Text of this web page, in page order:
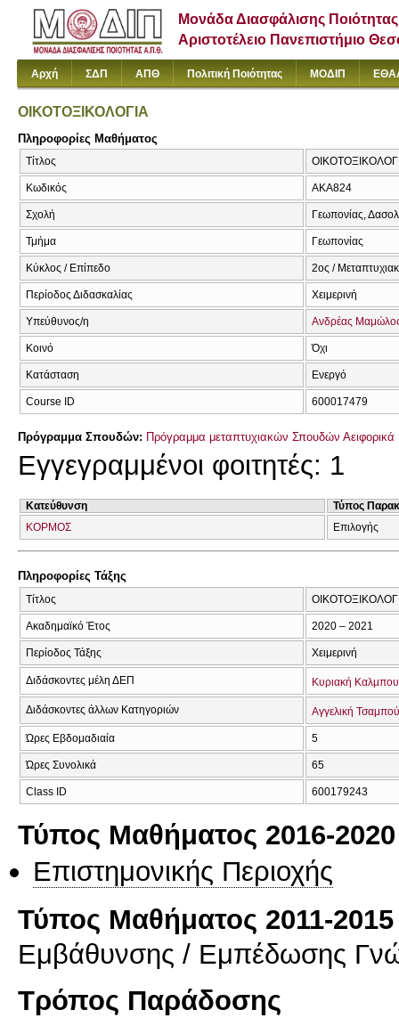
Μονάδα Διασφάλισης Ποιότητας
Αριστοτέλειο Πανεπιστήμιο
Αρχή ΣΔΠ ΑΠΘ Πολιτική Ποιότητας ΜΟΔΙΠ
ΟΙΚΟΤΟΞΙΚΟΛΟΓΙΑ
Πληροφορίες Μαθήματος
Τίτλος
Κωδικός AKA824
Σχολή Γεωπονίας,
Τμήμα Γεωπονίας
Κύκλος / Επίπεδο 2ος /
Περίοδος Διδασκαλίας Χειμερινή
Υπεύθυνος/η Ανδρέας
Κοινό Όχι
Κατάσταση Ενεργό
Course ID 600017479
Πρόγραμμα Σπουδών: Πρόγραμμα μεταπτυχιακών Σπουδών
Εγγεγραμμένοι φοιτητές: 1
Κατεύθυνση
Τύπος
ΚΟΡΜΟΣ
Επιλογής
Πληροφορίες Τάξης
Τίτλος
Ακαδημαϊκό Έτος 2020 – 2021
Περίοδος Τάξης Χειμερινή
Διδάσκοντες μέλη ΔΕΠ Κυριακή
Διδάσκοντες άλλων Κατηγοριών Αγγελική
Ώρες Εβδομαδιαία 5
Ώρες Συνολικά 65
Class ID 600179243
Τύπος Μαθήματος 2016-2020
Επιστημονικής Περιοχής
Τύπος Μαθήματος 2011-2015
Εμβάθυνσης / Εμπέδωσης
Τρόπος Παράδοσης